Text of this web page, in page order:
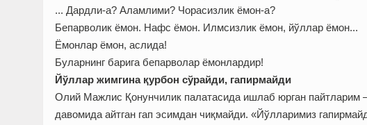
... Дардли-а? Аламлими? Чорасизлик ёмон-а?
Бепарволик ёмон. Нафс ёмон. Илмсизлик ёмон, йўллар ёмон...
Ёмонлар ёмон, аслида!
Буларнинг барига бепарволар ёмонлардир!
Йўллар жимгина қурбон сўрайди, гапирмайди
Олий Мажлис Қонунчилик палатасида ишлаб юрган пайтларим
давомида айтган гап эсимдан чиқмайди. «Йўлларимиз